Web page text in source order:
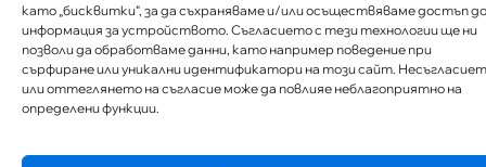
като „бисквитки“, за да съхраняваме и/или осъществяваме достъп до
информация за устройството. Съгласието с тези технологии ще ни
позволи да обработваме данни, като например поведение при
сърфиране или уникални идентификатори на този сайт.
или оттеглянето на съгласие може да повлияе неблагоприятно на
определени функции.